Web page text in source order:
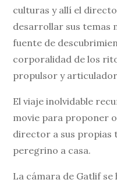
culturas y allí el
desarrollar sus temas
fuente de
corporalidad de los
propulsor y
El viaje inolvidable
movie para proponer
director a sus propias
peregrino a casa.
La cámara de Gatlif se